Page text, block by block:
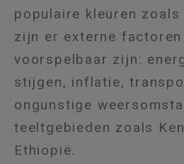
populaire kleuren
zijn er externe
voorspelbaar zijn:
stijgen, inflatie,
ongunstige
teeltgebieden zoals
Ethiopië.